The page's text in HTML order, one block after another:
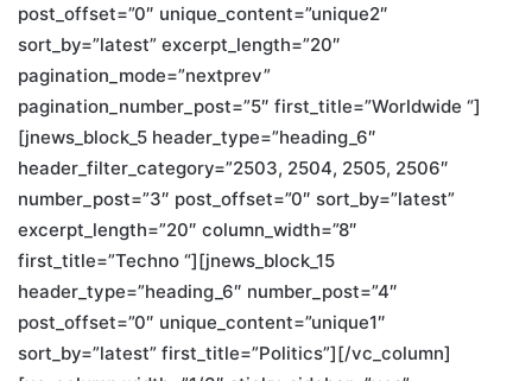
post_offset=”0″ unique_content=”unique2″
sort_by=”latest” excerpt_length=”20″
pagination_mode=”nextprev”
pagination_number_post=”5″ first_title=”Worldwide “]
[jnews_block_5 header_type=”heading_6″
header_filter_category=”2503, 2504, 2505, 2506″
number_post=”3″ post_offset=”0″ sort_by=”latest”
excerpt_length=”20″ column_width=”8″
first_title=”Techno “][jnews_block_15
header_type=”heading_6″ number_post=”4″
post_offset=”0″ unique_content=”unique1″
sort_by=”latest” first_title=”Politics”][/vc_column]